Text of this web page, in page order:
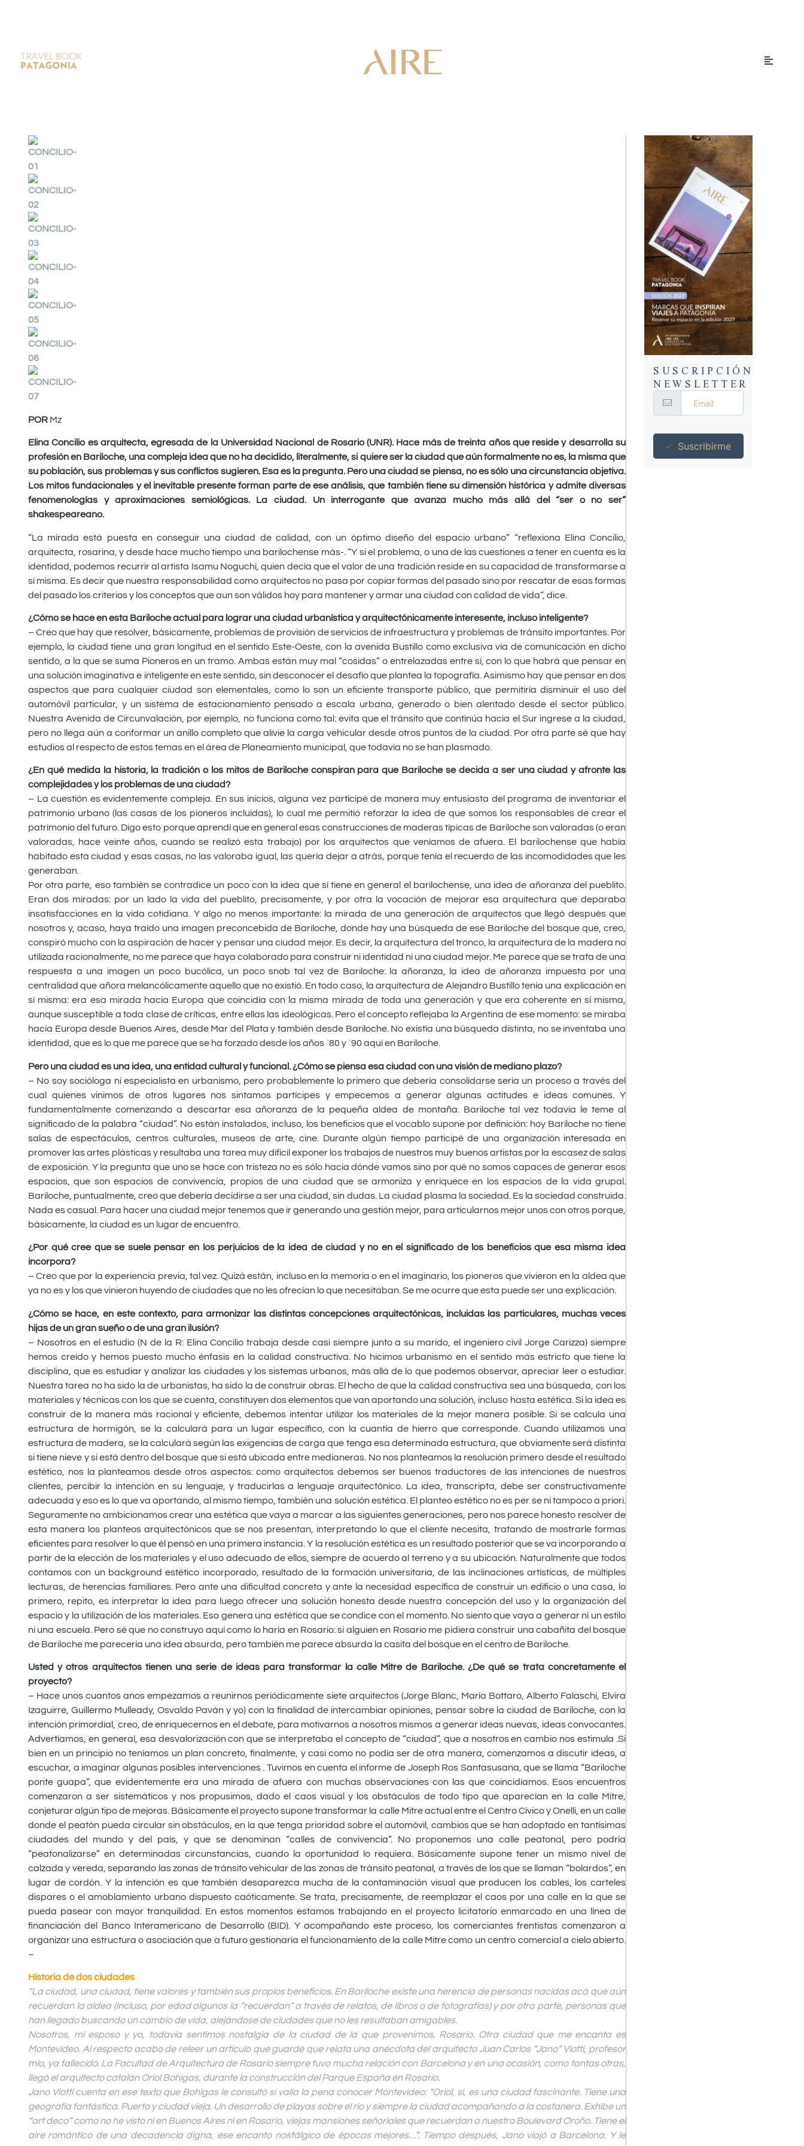
POR Mz
Elina Concilio es arquitecta, egresada de la Universidad Nacional de Rosario (UNR). Hace más de treinta años que reside y desarrolla su
profesión en Bariloche, una compleja idea que no ha decidido, literalmente, si quiere ser la ciudad que aún formalmente no es, la misma que
su población, sus problemas y sus conflictos sugieren. Esa es la pregunta. Pero una ciudad se piensa, no es sólo una circunstancia objetiva.
Los mitos fundacionales y el inevitable presente forman parte de ese análisis, que también tiene su dimensión histórica y admite diversas
fenomenologías y aproximaciones semiológicas. La ciudad. Un interrogante que avanza mucho más allá del “ser o no ser”
shakespeareano.
“La mirada está puesta en conseguir una ciudad de calidad, con un óptimo diseño del espacio urbano” “reflexiona Elina Concilio,
arquitecta, rosarina, y desde hace mucho tiempo una barilochense más-. “Y si el problema, o una de las cuestiones a tener en cuenta es la
identidad, podemos recurrir al artista Isamu Noguchi, quien decía que el valor de una tradición reside en su capacidad de transformarse a
sí misma. Es decir que nuestra responsabilidad como arquitectos no pasa por copiar formas del pasado sino por rescatar de esas formas
del pasado los criterios y los conceptos que aun son válidos hoy para mantener y armar una ciudad con calidad de vida”, dice.
¿Cómo se hace en esta Bariloche actual para lograr una ciudad urbanística y arquitectónicamente interesente, incluso inteligente?
– Creo que hay que resolver, básicamente, problemas de provisión de servicios de infraestructura y problemas de tránsito importantes. Por
ejemplo, la ciudad tiene una gran longitud en el sentido Este-Oeste, con la avenida Bustillo como exclusiva vía de comunicación en dicho
sentido, a la que se suma Pioneros en un tramo. Ambas están muy mal “cosidas” o entrelazadas entre sí, con lo que habrá que pensar en
una solución imaginativa e inteligente en este sentido, sin desconocer el desafío que plantea la topografía. Asimismo hay que pensar en dos
aspectos que para cualquier ciudad son elementales, como lo son un eficiente transporte público, que permitiría disminuir el uso del
automóvil particular, y un sistema de estacionamiento pensado a escala urbana, generado o bien alentado desde el sector público.
Nuestra Avenida de Circunvalación, por ejemplo, no funciona como tal: evita que el tránsito que continúa hacia el Sur ingrese a la ciudad,
pero no llega aún a conformar un anillo completo que alivie la carga vehicular desde otros puntos de la ciudad. Por otra parte sé que hay
estudios al respecto de estos temas en el área de Planeamiento municipal, que todavía no se han plasmado.
¿En qué medida la historia, la tradición o los mitos de Bariloche conspiran para que Bariloche se decida a ser una ciudad y afronte las
complejidades y los problemas de una ciudad?
– La cuestión es evidentemente compleja. En sus inicios, alguna vez participé de manera muy entusiasta del programa de inventariar el
patrimonio urbano (las casas de los pioneros incluidas), lo cual me permitió reforzar la idea de que somos los responsables de crear el
patrimonio del futuro. Digo esto porque aprendí que en general esas construcciones de maderas típicas de Bariloche son valoradas (o eran
valoradas, hace veinte años, cuando se realizó esta trabajo) por los arquitectos que veníamos de afuera. El barilochense que había
habitado esta ciudad y esas casas, no las valoraba igual, las quería dejar a atrás, porque tenía el recuerdo de las incomodidades que les
generaban.
Por otra parte, eso también se contradice un poco con la idea que sí tiene en general el barilochense, una idea de añoranza del pueblito.
Eran dos miradas: por un lado la vida del pueblito, precisamente, y por otra la vocación de mejorar esa arquitectura que deparaba
insatisfacciones en la vida cotidiana. Y algo no menos importante: la mirada de una generación de arquitectos que llegó después que
nosotros y, acaso, haya traído una imagen preconcebida de Bariloche, donde hay una búsqueda de ese Bariloche del bosque que, creo,
conspiró mucho con la aspiración de hacer y pensar una ciudad mejor. Es decir, la arquitectura del tronco, la arquitectura de la madera no
utilizada racionalmente, no me parece que haya colaborado para construir ni identidad ni una ciudad mejor. Me parece que se trata de una
respuesta a una imagen un poco bucólica, un poco snob tal vez de Bariloche: la añoranza, la idea de añoranza impuesta por una
centralidad que añora melancólicamente aquello que no existió. En todo caso, la arquitectura de Alejandro Bustillo tenía una explicación en
sí misma: era esa mirada hacia Europa que coincidía con la misma mirada de toda una generación y que era coherente en sí misma,
aunque susceptible a toda clase de críticas, entre ellas las ideológicas. Pero el concepto reflejaba la Argentina de ese momento: se miraba
hacia Europa desde Buenos Aires, desde Mar del Plata y también desde Bariloche. No existía una búsqueda distinta, no se inventaba una
identidad, que es lo que me parece que se ha forzado desde los años `80 y `90 aquí en Bariloche.
Pero una ciudad es una idea, una entidad cultural y funcional. ¿Cómo se piensa esa ciudad con una visión de mediano plazo?
– No soy socióloga ni especialista en urbanismo, pero probablemente lo primero que debería consolidarse sería un proceso a través del
cual quienes vinimos de otros lugares nos sintamos partícipes y empecemos a generar algunas actitudes e ideas comunes. Y
fundamentalmente comenzando a descartar esa añoranza de la pequeña aldea de montaña. Bariloche tal vez todavía le teme al
significado de la palabra “ciudad”. No están instalados, incluso, los beneficios que el vocablo supone por definición: hoy Bariloche no tiene
salas de espectáculos, centros culturales, museos de arte, cine. Durante algún tiempo participé de una organización interesada en
promover las artes plásticas y resultaba una tarea muy difícil exponer los trabajos de nuestros muy buenos artistas por la escasez de salas
de exposición. Y la pregunta que uno se hace con tristeza no es sólo hacia dónde vamos sino por qué no somos capaces de generar esos
espacios, que son espacios de convivencia, propios de una ciudad que se armoniza y enriquece en los espacios de la vida grupal.
Bariloche, puntualmente, creo que debería decidirse a ser una ciudad, sin dudas. La ciudad plasma la sociedad. Es la sociedad construida.
Nada es casual. Para hacer una ciudad mejor tenemos que ir generando una gestión mejor, para articularnos mejor unos con otros porque,
básicamente, la ciudad es un lugar de encuentro.
¿Por qué cree que se suele pensar en los perjuicios de la idea de ciudad y no en el significado de los beneficios que esa misma idea
incorpora?
– Creo que por la experiencia previa, tal vez. Quizá están, incluso en la memoria o en el imaginario, los pioneros que vivieron en la aldea que
ya no es y los que vinieron huyendo de ciudades que no les ofrecían lo que necesitaban. Se me ocurre que esta puede ser una explicación.
¿Cómo se hace, en este contexto, para armonizar las distintas concepciones arquitectónicas, incluidas las particulares, muchas veces
hijas de un gran sueño o de una gran ilusión?
– Nosotros en el estudio (N de la R: Elina Concilio trabaja desde casi siempre junto a su marido, el ingeniero civil Jorge Carizza) siempre
hemos creído y hemos puesto mucho énfasis en la calidad constructiva. No hicimos urbanismo en el sentido más estricto que tiene la
disciplina, que es estudiar y analizar las ciudades y los sistemas urbanos, más allá de lo que podemos observar, apreciar leer o estudiar.
Nuestra tarea no ha sido la de urbanistas, ha sido la de construir obras. El hecho de que la calidad constructiva sea una búsqueda, con los
materiales y técnicas con los que se cuenta, constituyen dos elementos que van aportando una solución, incluso hasta estética. Si la idea es
construir de la manera más racional y eficiente, debemos intentar utilizar los materiales de la mejor manera posible. Si se calcula una
estructura de hormigón, se la calculará para un lugar específico, con la cuantía de hierro que corresponde. Cuando utilizamos una
estructura de madera, se la calculará según las exigencias de carga que tenga esa determinada estructura, que obviamente será distinta
si tiene nieve y si está dentro del bosque que si está ubicada entre medianeras. No nos planteamos la resolución primero desde el resultado
estético, nos la planteamos desde otros aspectos: como arquitectos debemos ser buenos traductores de las intenciones de nuestros
clientes, percibir la intención en su lenguaje, y traducirlas a lenguaje arquitectónico. La idea, transcripta, debe ser constructivamente
adecuada y eso es lo que va aportando, al mismo tiempo, también una solución estética. El planteo estético no es per se ni tampoco a priori.
Seguramente no ambicionamos crear una estética que vaya a marcar a las siguientes generaciones, pero nos parece honesto resolver de
esta manera los planteos arquitectónicos que se nos presentan, interpretando lo que el cliente necesita, tratando de mostrarle formas
eficientes para resolver lo que él pensó en una primera instancia. Y la resolución estética es un resultado posterior que se va incorporando a
partir de la elección de los materiales y el uso adecuado de ellos, siempre de acuerdo al terreno y a su ubicación. Naturalmente que todos
contamos con un background estético incorporado, resultado de la formación universitaria, de las inclinaciones artísticas, de múltiples
lecturas, de herencias familiares. Pero ante una dificultad concreta y ante la necesidad específica de construir un edificio o una casa, lo
primero, repito, es interpretar la idea para luego ofrecer una solución honesta desde nuestra concepción del uso y la organización del
espacio y la utilización de los materiales. Eso genera una estética que se condice con el momento. No siento que vaya a generar ni un estilo
ni una escuela. Pero sé que no construyo aquí como lo haría en Rosario: si alguien en Rosario me pidiera construir una cabañita del bosque
de Bariloche me parecería una idea absurda, pero también me parece absurda la casita del bosque en el centro de Bariloche.
Usted y otros arquitectos tienen una serie de ideas para transformar la calle Mitre de Bariloche. ¿De qué se trata concretamente el
proyecto?
– Hace unos cuantos anos empezamos a reunirnos periódicamente siete arquitectos (Jorge Blanc, María Bottaro, Alberto Falaschi, Elvira
Izaguirre, Guillermo Mulleady, Osvaldo Paván y yo) con la finalidad de intercambiar opiniones, pensar sobre la ciudad de Bariloche, con la
intención primordial, creo, de enriquecernos en el debate, para motivarnos a nosotros mismos a generar ideas nuevas, ideas convocantes.
Advertíamos, en general, esa desvalorización con que se interpretaba el concepto de “ciudad”, que a nosotros en cambio nos estimula .Si
bien en un principio no teníamos un plan concreto, finalmente, y casi como no podía ser de otra manera, comenzamos a discutir ideas, a
escuchar, a imaginar algunas posibles intervenciones . Tuvimos en cuenta el informe de Joseph Ros Santasusana, que se llama “Bariloche
ponte guapa”, que evidentemente era una mirada de afuera con muchas observaciones con las que coincidíamos. Esos encuentros
comenzaron a ser sistemáticos y nos propusimos, dado el caos visual y los obstáculos de todo tipo que aparecían en la calle Mitre,
conjeturar algún tipo de mejoras. Básicamente el proyecto supone transformar la calle Mitre actual entre el Centro Cívico y Onelli, en un calle
donde el peatón pueda circular sin obstáculos, en la que tenga prioridad sobre el automóvil, cambios que se han adoptado en tantísimas
ciudades del mundo y del país, y que se denominan “calles de convivencia”. No proponemos una calle peatonal, pero podría
“peatonalizarse” en determinadas circunstancias, cuando la oportunidad lo requiera. Básicamente supone tener un mismo nivel de
calzada y vereda, separando las zonas de tránsito vehicular de las zonas de tránsito peatonal, a través de los que se llaman “bolardos”, en
lugar de cordón. Y la intención es que también desaparezca mucha de la contaminación visual que producen los cables, los carteles
dispares o el amoblamiento urbano dispuesto caóticamente. Se trata, precisamente, de reemplazar el caos por una calle en la que se
pueda pasear con mayor tranquilidad. En estos momentos estamos trabajando en el proyecto licitatorio enmarcado en una línea de
financiación del Banco Interamericano de Desarrollo (BID). Y acompañando este proceso, los comerciantes frentistas comenzaron a
organizar una estructura o asociación que a futuro gestionaría el funcionamiento de la calle Mitre como un centro comercial a cielo abierto.
–
Historia de dos ciudades
“La ciudad, una ciudad, tiene valores y también sus propios beneficios. En Bariloche existe una herencia de personas nacidas acá que aún
recuerdan la aldea (incluso, por edad algunos la “recuerdan” a través de relatos, de libros o de fotografías) y por otra parte, personas que
han llegado buscando un cambio de vida, alejándose de ciudades que no les resultaban amigables.
Nosotros, mi esposo y yo, todavía sentimos nostalgia de la ciudad de la que provenimos, Rosario. Otra ciudad que me encanta es
Montevideo. Al respecto acabo de releer un artículo que guardé que relata una anécdota del arquitecto Juan Carlos “Jano” Viotti, profesor
mío, ya fallecido. La Facultad de Arquitectura de Rosario siempre tuvo mucha relación con Barcelona y en una ocasión, como tantas otras,
llegó el arquitecto catalán Oriol Bohigas, durante la construcción del Parque España en Rosario.
Jano Viotti cuenta en ese texto que Bohigas le consultó si valía la pena conocer Montevideo: “Oriol, si, es una ciudad fascinante. Tiene una
geografía fantástica. Puerto y ciudad vieja. Un desarrollo de playas sobre el río y siempre la ciudad acompañando a la costanera. Exhibe un
“art deco” como no he visto ni en Buenos Aires ni en Rosario, viejas mansiones señoriales que recuerdan a nuestro Boulevard Oroño. Tiene el
aire romántico de una decadencia digna, ese encanto nostálgico de épocas mejores…”. Tiempo después, Jano viajó a Barcelona. Y le
SUSCRIPCIÓN
NEWSLETTER
Suscribirme